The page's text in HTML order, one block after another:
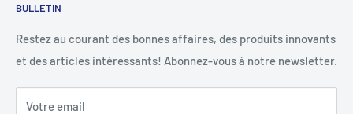
09 : 00h - 18 : 00h.Sans interruption.
SAV WhatsApp : 07 68 88 02 12
Conditions d'utilisation
Politique de remboursement
BULLETIN
Restez au courant des bonnes affaires, des produits innovants
et des articles intéressants! Abonnez-vous à notre newsletter.
Votre email